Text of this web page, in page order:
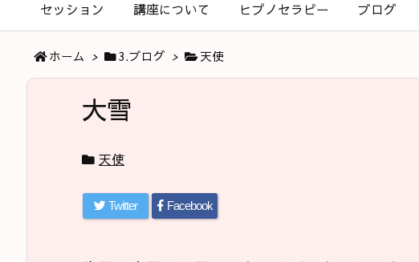
セッション 講座について ヒプノセラピー ブログ
ホーム > 3.ブログ > 天使
大雪
天使
Twitter Facebook